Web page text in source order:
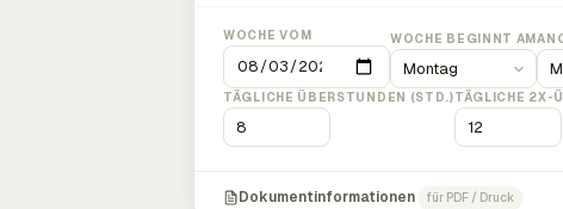
WOCHE VOM WOCHE BEGINNT AM
TÄGLICHE ÜBERSTUNDEN (STD.)TÄGLICHE 2X-
Dokumentinformationen für PDF / Druck